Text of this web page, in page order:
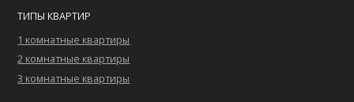
ТИПЫ КВАРТИР
1 комнатные квартиры
2 комнатные квартиры
3 комнатные квартиры